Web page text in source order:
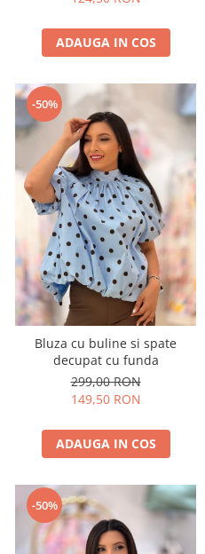
ADAUGA IN COS
-50%
Bluza cu buline si spate
decupat cu funda
299,00 RON
149,50 RON
ADAUGA IN COS
-50%